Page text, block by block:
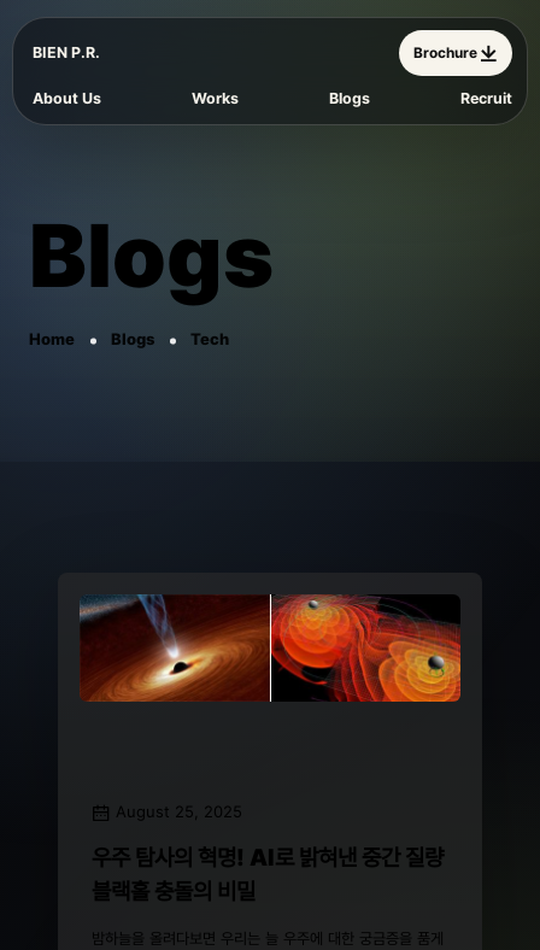
BIEN P.R.
About Us Works Blogs Recruit
Brochure
Blogs
Home Blogs Tech
August 25, 2025
우주 탐사의 혁명! AI로 밝혀낸 중간 질량
블랙홀 충돌의 비밀
밤하늘을 올려다보면 우리는 늘 우주에 대한 궁금증을 품게